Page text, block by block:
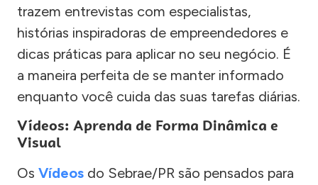
trazem entrevistas com especialistas,
histórias inspiradoras de empreendedores e
dicas práticas para aplicar no seu negócio. É
a maneira perfeita de se manter informado
enquanto você cuida das suas tarefas diárias.
Vídeos: Aprenda de Forma Dinâmica e
Visual
Os Vídeos do Sebrae/PR são pensados para